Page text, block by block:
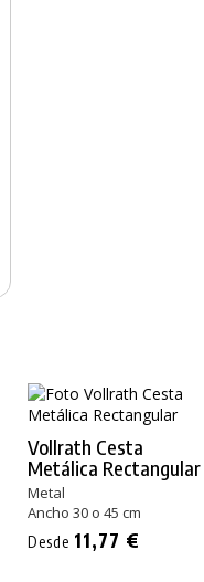
Vollrath Cesta
Metálica Rectangular
Metal
Ancho 30 o 45 cm
Desde 11,77 €